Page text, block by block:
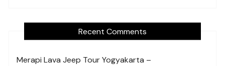
Recent Comments
Merapi Lava Jeep Tour Yogyakarta –